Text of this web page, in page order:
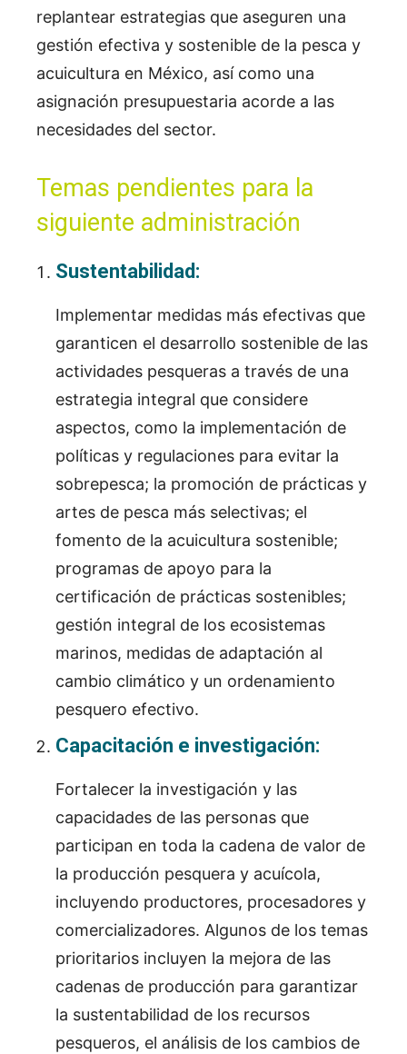
replantear estrategias que aseguren una
gestión efectiva y sostenible de la pesca y
acuicultura en México, así como una
asignación presupuestaria acorde a las
necesidades del sector.
Temas pendientes para la
siguiente administración
Sustentabilidad:
Implementar medidas más efectivas que
garanticen el desarrollo sostenible de las
actividades pesqueras a través de una
estrategia integral que considere
aspectos, como la implementación de
políticas y regulaciones para evitar la
sobrepesca; la promoción de prácticas y
artes de pesca más selectivas; el
fomento de la acuicultura sostenible;
programas de apoyo para la
certificación de prácticas sostenibles;
gestión integral de los ecosistemas
marinos, medidas de adaptación al
cambio climático y un ordenamiento
pesquero efectivo.
Capacitación e investigación:
Fortalecer la investigación y las
capacidades de las personas que
participan en toda la cadena de valor de
la producción pesquera y acuícola,
incluyendo productores, procesadores y
comercializadores. Algunos de los temas
prioritarios incluyen la mejora de las
cadenas de producción para garantizar
la sustentabilidad de los recursos
pesqueros, el análisis de los cambios de